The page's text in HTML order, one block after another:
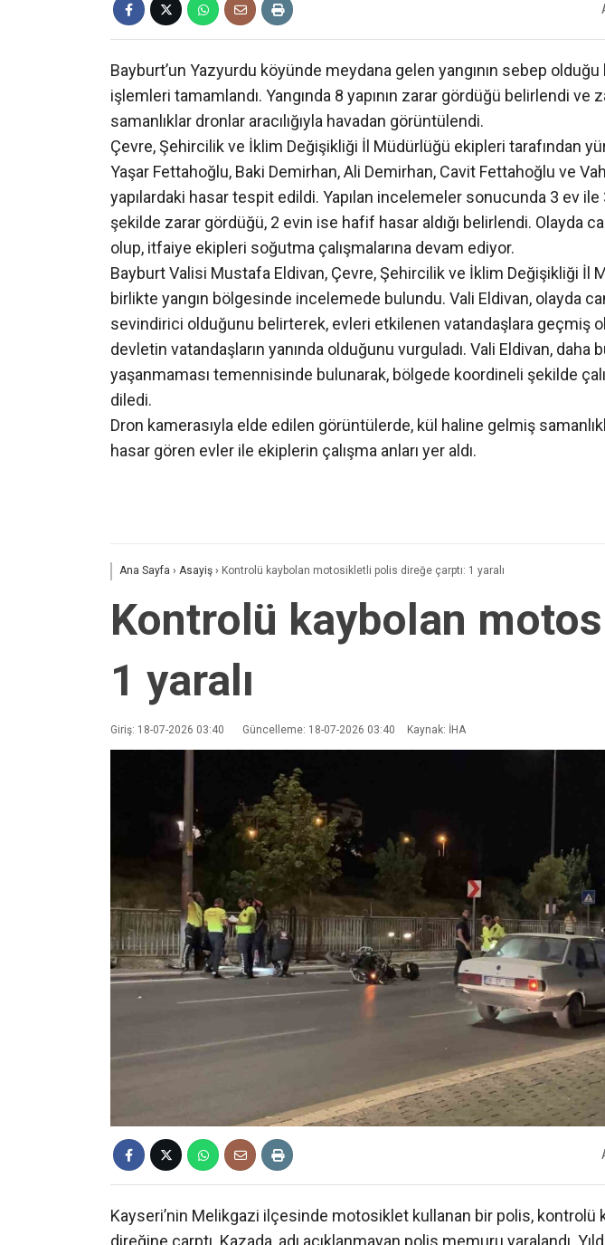
Bayburt’un Yazyurdu köyünde meydana gelen yangının sebep
işlemleri tamamlandı. Yangında 8 yapının zarar gördüğü belirlendi ve
samanlıklar dronlar aracılığıyla havadan görüntülendi.
Çevre, Şehircilik ve İklim Değişikliği İl Müdürlüğü ekipleri tarafından
Yaşar Fettahoğlu, Baki Demirhan, Ali Demirhan, Cavit Fettahoğlu ve
yapılardaki hasar tespit edildi. Yapılan incelemeler sonucunda 3 ev ile
şekilde zarar gördüğü, 2 evin ise hafif hasar aldığı belirlendi. Olayda
olup, itfaiye ekipleri soğutma çalışmalarına devam ediyor.
Bayburt Valisi Mustafa Eldivan, Çevre, Şehircilik ve İklim Değişikliği İl
birlikte yangın bölgesinde incelemede bulundu. Vali Eldivan, olayda
sevindirici olduğunu belirterek, evleri etkilenen vatandaşlara geçmiş
devletin vatandaşların yanında olduğunu vurguladı. Vali Eldivan, daha
yaşanmaması temennisinde bulunarak, bölgede koordineli şekilde
diledi.
Dron kamerasıyla elde edilen görüntülerde, kül haline gelmiş
hasar gören evler ile ekiplerin çalışma anları yer aldı.
Ana Sayfa › Asayiş › Kontrolü kaybolan motosikletli polis direğe çarptı: 1 yaralı
Kontrolü kaybolan
1 yaralı
Giriş: 18-07-2026 03:40 Güncelleme: 18-07-2026 03:40 Kaynak: İHA
Kayseri’nin Melikgazi ilçesinde motosiklet kullanan bir polis, kontrolü
direğine çarptı. Kazada, adı açıklanmayan polis memuru yaralandı.